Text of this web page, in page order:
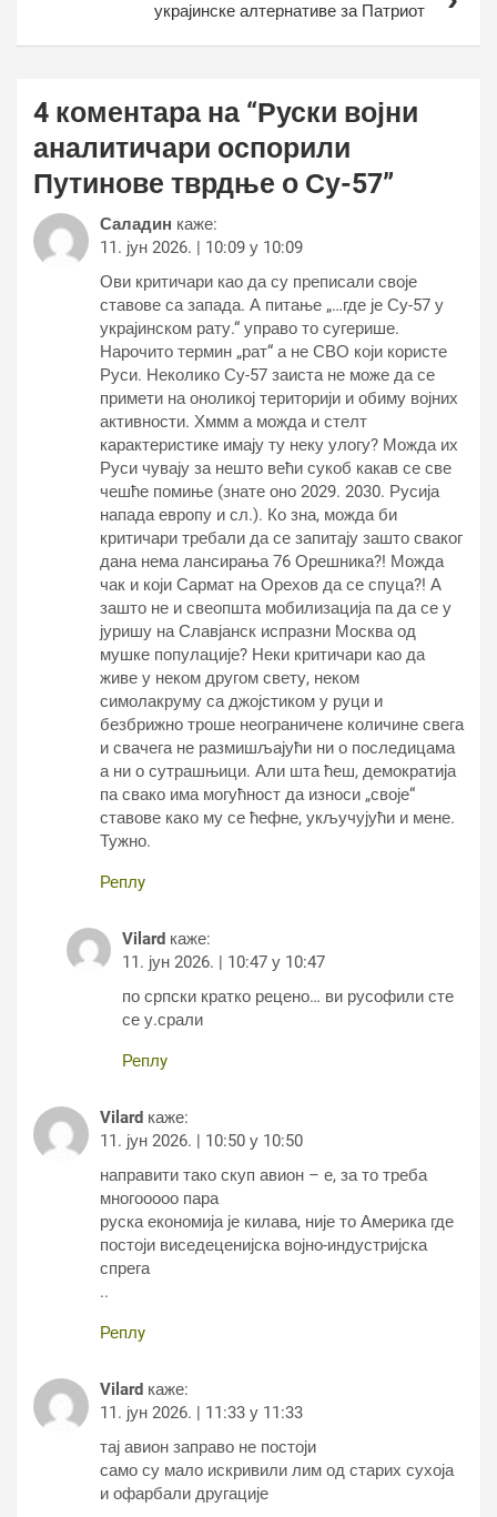
украјинске алтернативе за Патриот
4 коментара на “Руски војни
аналитичари оспорили
Путинове тврдње о Су-57”
Саладин каже:
11. јун 2026. | 10:09 у 10:09
Ови критичари као да су преписали своје
ставове са запада. А питање „…где је Су-57 у
украјинском рату.“ управо то сугерише.
Нарочито термин „рат“ а не СВО који користе
Руси. Неколико Су-57 заиста не може да се
примети на оноликој територији и обиму војних
активности. Хммм а можда и стелт
карактеристике имају ту неку улогу? Можда их
Руси чувају за нешто већи сукоб какав се све
чешће помиње (знате оно 2029. 2030. Русија
напада европу и сл.). Ко зна, можда би
критичари требали да се запитају зашто сваког
дана нема лансирања 76 Орешника?! Можда
чак и који Сармат на Орехов да се спуца?! А
зашто не и свеопшта мобилизација па да се у
јуришу на Славјанск испразни Москва од
мушке популације? Неки критичари као да
живе у неком другом свету, неком
симолакруму са джојстиком у руци и
безбрижно троше неограничене количине свега
и свачега не размишљајући ни о последицама
а ни о сутрашњици. Али шта ћеш, демократија
па свако има могућност да износи „своје“
ставове како му се ћефне, укључујући и мене.
Тужно.
Реплy
Vilard каже:
11. јун 2026. | 10:47 у 10:47
по српски кратко рецено… ви русофили сте
се у.срали
Реплy
Vilard каже:
11. јун 2026. | 10:50 у 10:50
направити тако скуп авион – е, за то треба
многооооо пара
руска економија је килава, није то Америка где
постоји виседеценијска војно-индустријска
спрега
..
Реплy
Vilard каже:
11. јун 2026. | 11:33 у 11:33
тај авион заправо не постоји
само су мало искривили лим од старих сухоја
и офарбали другације